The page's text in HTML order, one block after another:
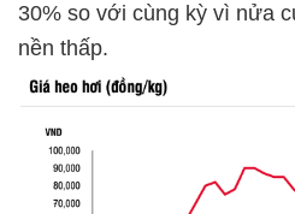
30% so với cùng kỳ vì nửa
nền thấp.